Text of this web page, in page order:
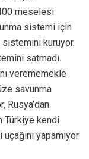
meselesi
sistemi için
sistemini kuruyor.
satmadı.
verememekle
savunma
Rusya’dan
Türkiye kendi
yapamıyor